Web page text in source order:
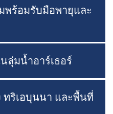
พร้อมรับมือพายุและ
ลุ่มน้ำอาร์เธอร์
ริเอบุนนา และพื้นที่